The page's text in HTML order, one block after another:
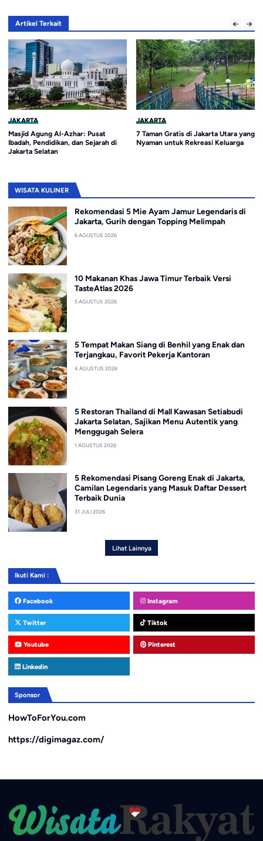
Artikel Terkait
JAKARTA
Masjid Agung Al-Azhar: Pusat
Ibadah, Pendidikan, dan Sejarah di
Jakarta Selatan
JAKARTA
7 Taman Gratis di Jakarta Utara yang
Nyaman untuk Rekreasi Keluarga
WISATA KULINER
Rekomendasi 5 Mie Ayam Jamur Legendaris di
Jakarta, Gurih dengan Topping Melimpah
6 AGUSTUS 2026
10 Makanan Khas Jawa Timur Terbaik Versi
TasteAtlas 2026
5 AGUSTUS 2026
5 Tempat Makan Siang di Benhil yang Enak dan
Terjangkau, Favorit Pekerja Kantoran
4 AGUSTUS 2026
5 Restoran Thailand di Mall Kawasan Setiabudi
Jakarta Selatan, Sajikan Menu Autentik yang
Menggugah Selera
1 AGUSTUS 2026
5 Rekomendasi Pisang Goreng Enak di Jakarta,
Camilan Legendaris yang Masuk Daftar Dessert
Terbaik Dunia
31 JULI 2026
Lihat Lainnya
Ikuti Kami :
Facebook Instagram
Twitter Tiktok
Youtube Pinterest
Linkedin
Sponsor
HowToForYou.com
https://digimagaz.com/